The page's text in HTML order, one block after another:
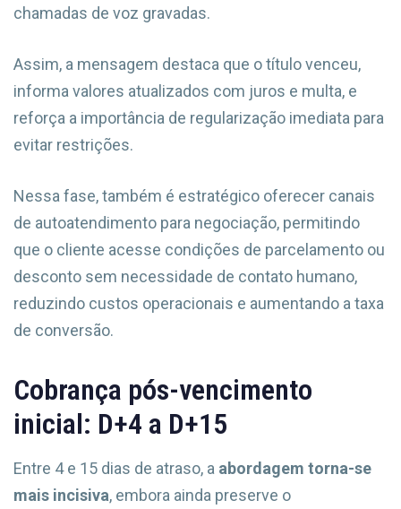
chamadas de voz gravadas.
Assim, a mensagem destaca que o título venceu,
informa valores atualizados com juros e multa, e
reforça a importância de regularização imediata para
evitar restrições.
Nessa fase, também é estratégico oferecer canais
de autoatendimento para negociação, permitindo
que o cliente acesse condições de parcelamento ou
desconto sem necessidade de contato humano,
reduzindo custos operacionais e aumentando a taxa
de conversão.
Cobrança pós-vencimento
inicial: D+4 a D+15
Entre 4 e 15 dias de atraso, a abordagem torna-se
mais incisiva, embora ainda preserve o